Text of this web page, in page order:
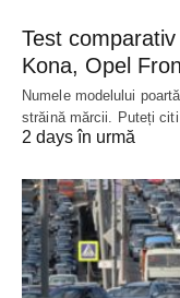
Test
Kona, Opel
Numele modelului
străină mărcii. Puteți
2 days în urmă